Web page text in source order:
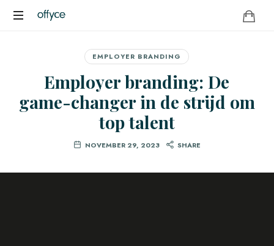
OFFYCE.NL
versterk
merk
EMPLOYER BRANDING
Employer branding: De
game-changer in de strijd om
top talent
NOVEMBER 29, 2023 SHARE